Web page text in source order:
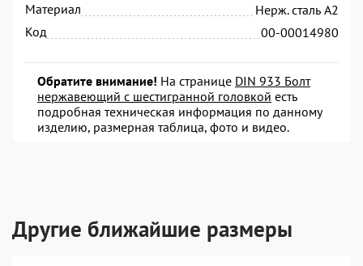
Материал
Нерж. сталь А2
Код
00-00014980
Обратите внимание! На странице DIN 933 Болт
нержавеющий с шестигранной головкой есть
подробная техническая информация по данному
изделию, размерная таблица, фото и видео.
Другие ближайшие размеры